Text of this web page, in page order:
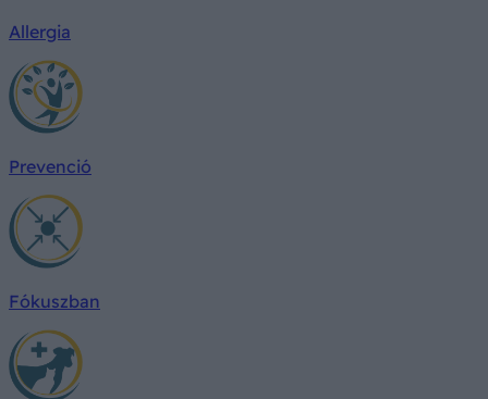
Allergia
Prevenció
Fókuszban